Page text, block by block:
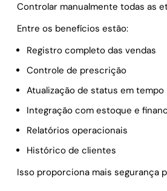
Controlar manualmente todas as
Entre os benefícios estão:
Registro completo das vendas
Controle de prescrição
Atualização de status em tempo
Integração com estoque e
Relatórios operacionais
Histórico de clientes
Isso proporciona mais segurança